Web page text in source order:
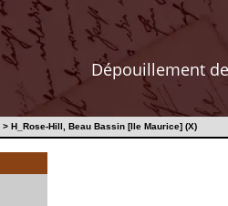
Dépouillement
> H_Rose-Hill, Beau Bassin [Ile Maurice] (X)